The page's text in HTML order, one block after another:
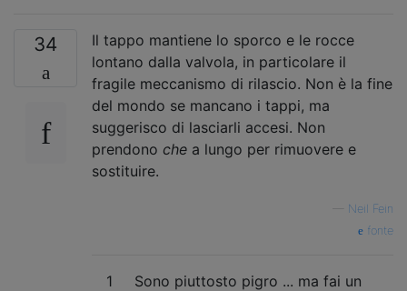
34
Il tappo mantiene lo sporco e le rocce
lontano dalla valvola, in particolare il
fragile meccanismo di rilascio. Non è la fine
del mondo se mancano i tappi, ma
suggerisco di lasciarli accesi. Non
prendono che a lungo per rimuovere e
sostituire.
Neil Fein
fonte
1
Sono piuttosto pigro ... ma fai un